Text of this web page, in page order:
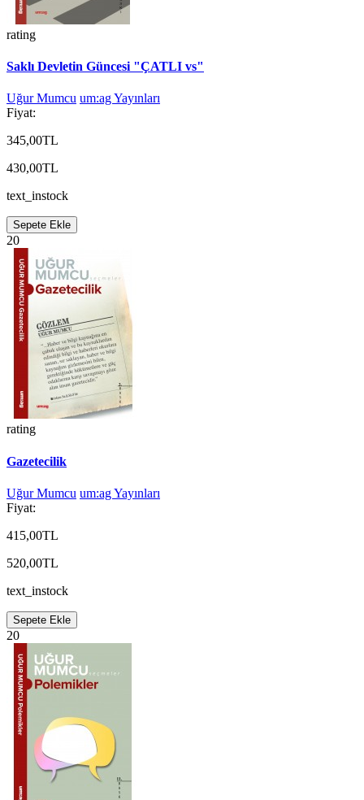
rating
Saklı Devletin Güncesi "ÇATLI vs"
Uğur Mumcu um:ag Yayınları
Fiyat:
345,00TL
430,00TL
text_instock
Sepete Ekle
20
rating
Gazetecilik
Uğur Mumcu um:ag Yayınları
Fiyat:
415,00TL
520,00TL
text_instock
Sepete Ekle
20